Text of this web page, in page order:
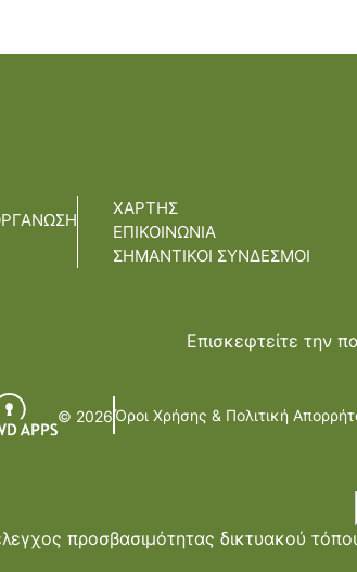
ΧΑΡΤΗΣ
ΕΠΙΚΟΙΝΩΝΙΑ
ΣΗΜΑΝΤΙΚΟΙ ΣΥΝΔΕΣΜΟΙ
Επισκεφτείτε την
© 2026Όροι Χρήσης & Πολιτική
προσβασιμότητας δικτυακού